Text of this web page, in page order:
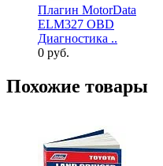
Плагин MotorData
ELM327 OBD
Диагностика ..
0 руб.
Похожие товары